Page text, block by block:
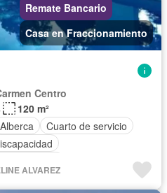
Remate Bancario
Casa en Fraccionamiento
Centro
120 m²
Alberca
Cuarto de servicio
ALVAREZ